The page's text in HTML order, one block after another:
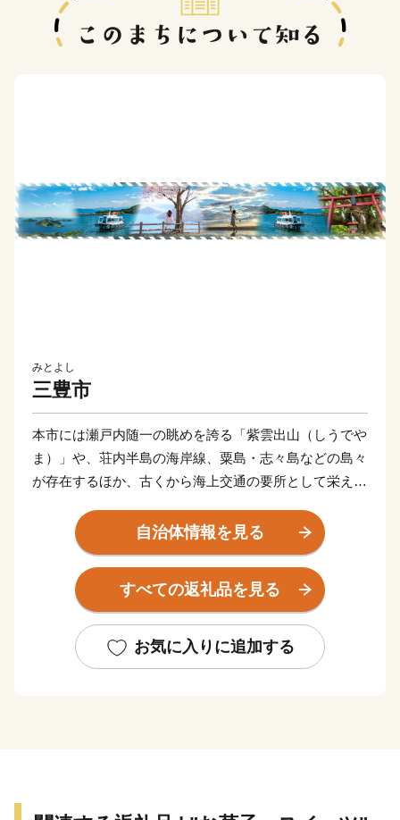
みとよし
三豊市
本市には瀬戸内随一の眺めを誇る「紫雲出山（しうでや
ま）」や、荘内半島の海岸線、粟島・志々島などの島々
が存在するほか、古くから海上交通の要所として栄え、
院があります。
また道の駅や温泉などの交流施設や海・里・山の幸を活
かしたマルシェも盛んに行われています。
近年ではSNSをきっかけに多くの人が訪れるようになっ
ら地元の皆さんの手によって守られてきました。
７つの町が合併し誕生した三豊市では様々な文化、歴史
自治体情報を見る
すべての返礼品を見る
お気に入りに追加する